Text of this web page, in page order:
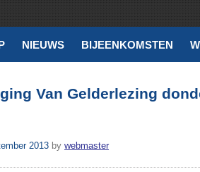
NIEUWS BIJEENKOMSTEN
Van Gelderlezing
2013 by webmaster